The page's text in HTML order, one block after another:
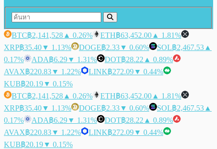
BTC฿2,141,528 ▲ 0.26% ETH฿63,452.00 ▲ 1.81%
XRP฿35.40▼ 1.13% DOGE฿2.33▼ 0.60% SOL฿2,467.53 ▲
0.17%
ADA฿6.29▼ 1.31% DOT฿28.22 ▲ 0.89%
AVAX฿220.83▼ 1.22% LINK฿272.09▼ 0.44%
KUB฿20.19▼ 0.15%
BTC฿2,141,528 ▲ 0.26% ETH฿63,452.00 ▲ 1.81%
XRP฿35.40▼ 1.13% DOGE฿2.33▼ 0.60% SOL฿2,467.53 ▲
0.17%
ADA฿6.29▼ 1.31% DOT฿28.22 ▲ 0.89%
AVAX฿220.83▼ 1.22% LINK฿272.09▼ 0.44%
KUB฿20.19▼ 0.15%